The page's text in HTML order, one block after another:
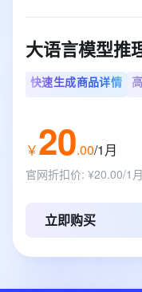
大语言模型推
快速生成商品详情
￥20.00/1月
官网折扣价: ¥20.00/1月
立即购买